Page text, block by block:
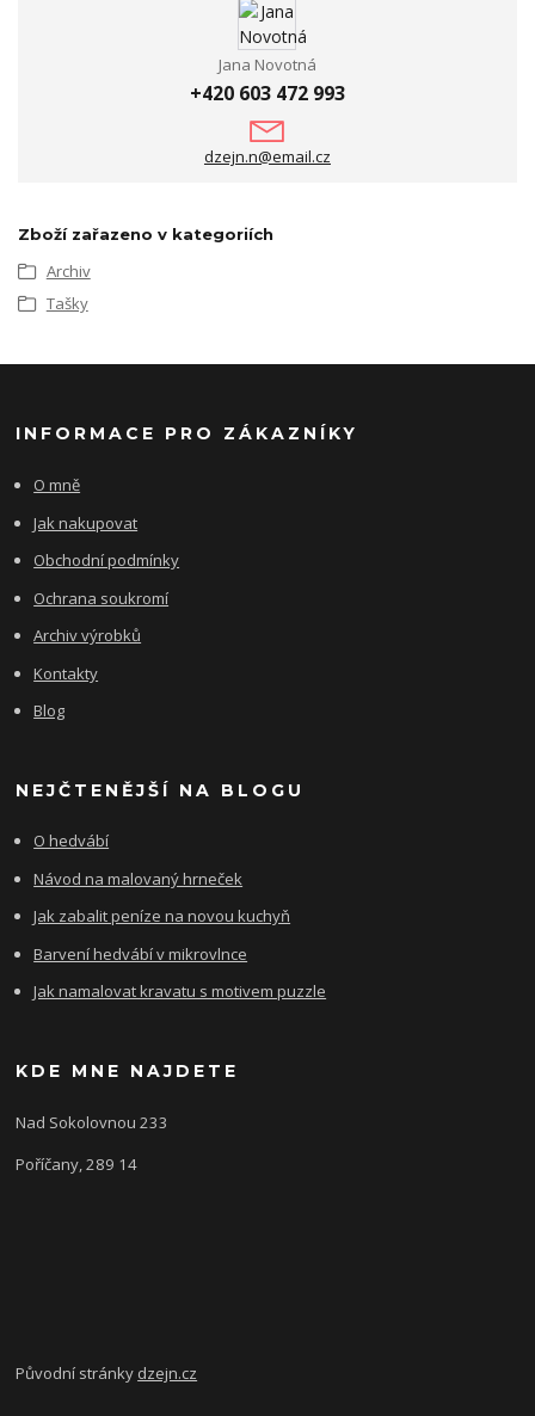
Jana Novotná
+420 603 472 993
dzejn.n@email.cz
Zboží zařazeno v kategoriích
Archiv
Tašky
INFORMACE PRO ZÁKAZNÍKY
O mně
Jak nakupovat
Obchodní podmínky
Ochrana soukromí
Archiv výrobků
Kontakty
Blog
NEJČTENĚJŠÍ NA BLOGU
O hedvábí
Návod na malovaný hrneček
Jak zabalit peníze na novou kuchyň
Barvení hedvábí v mikrovlnce
Jak namalovat kravatu s motivem puzzle
KDE MNE NAJDETE
Nad Sokolovnou 233
Poříčany, 289 14
Původní stránky dzejn.cz